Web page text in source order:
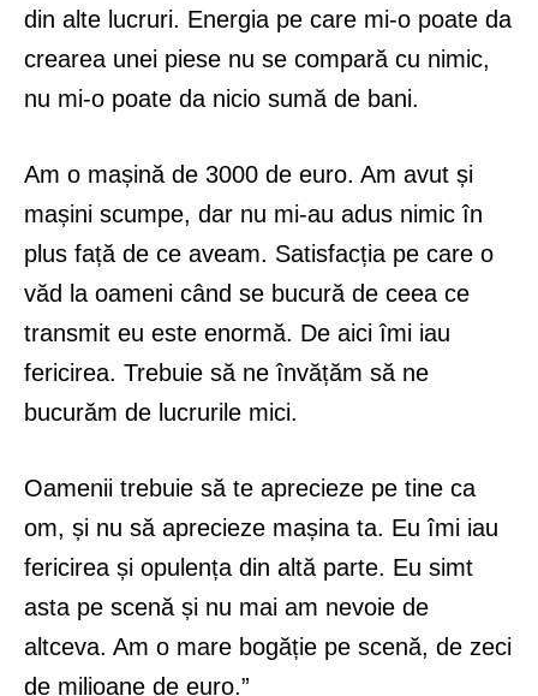
din alte lucruri. Energia pe care mi-o poate da
crearea unei piese nu se compară cu nimic,
nu mi-o poate da nicio sumă de bani.
Am o mașină de 3000 de euro. Am avut și
mașini scumpe, dar nu mi-au adus nimic în
plus față de ce aveam. Satisfacția pe care o
văd la oameni când se bucură de ceea ce
transmit eu este enormă. De aici îmi iau
fericirea. Trebuie să ne învățăm să ne
bucurăm de lucrurile mici.
Oamenii trebuie să te aprecieze pe tine ca
om, și nu să aprecieze mașina ta. Eu îmi iau
fericirea și opulența din altă parte. Eu simt
asta pe scenă și nu mai am nevoie de
altceva. Am o mare bogăție pe scenă, de zeci
de milioane de euro.”